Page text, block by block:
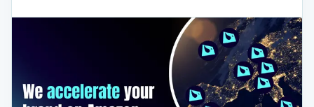
Réalité Virtuelle (VR)
Logistique
Traduction